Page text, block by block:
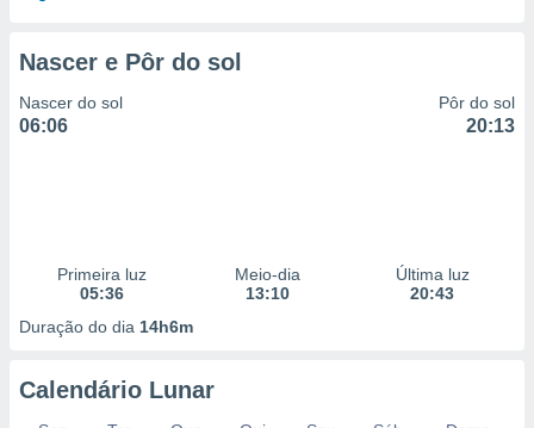
Nascer e Pôr do sol
Nascer do sol
06:06
Pôr do sol
20:13
Primeira luz
05:36
Meio-dia
13:10
Última luz
20:43
Duração do dia 14h6m
Calendário Lunar